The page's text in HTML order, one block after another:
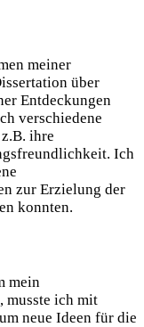
meiner
über
Entdeckungen
verschiedene
ihre
Ich
zur Erzielung der
konnten.
mein
musste ich mit
neue Ideen für die